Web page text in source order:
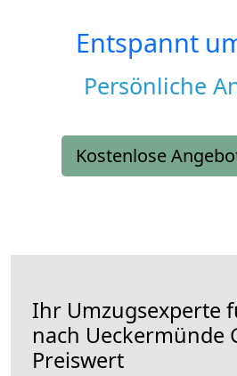
Entspannt
Persönliche
Kostenlose
Ihr Umzugsexperte
nach Ueckermünde
Preiswert